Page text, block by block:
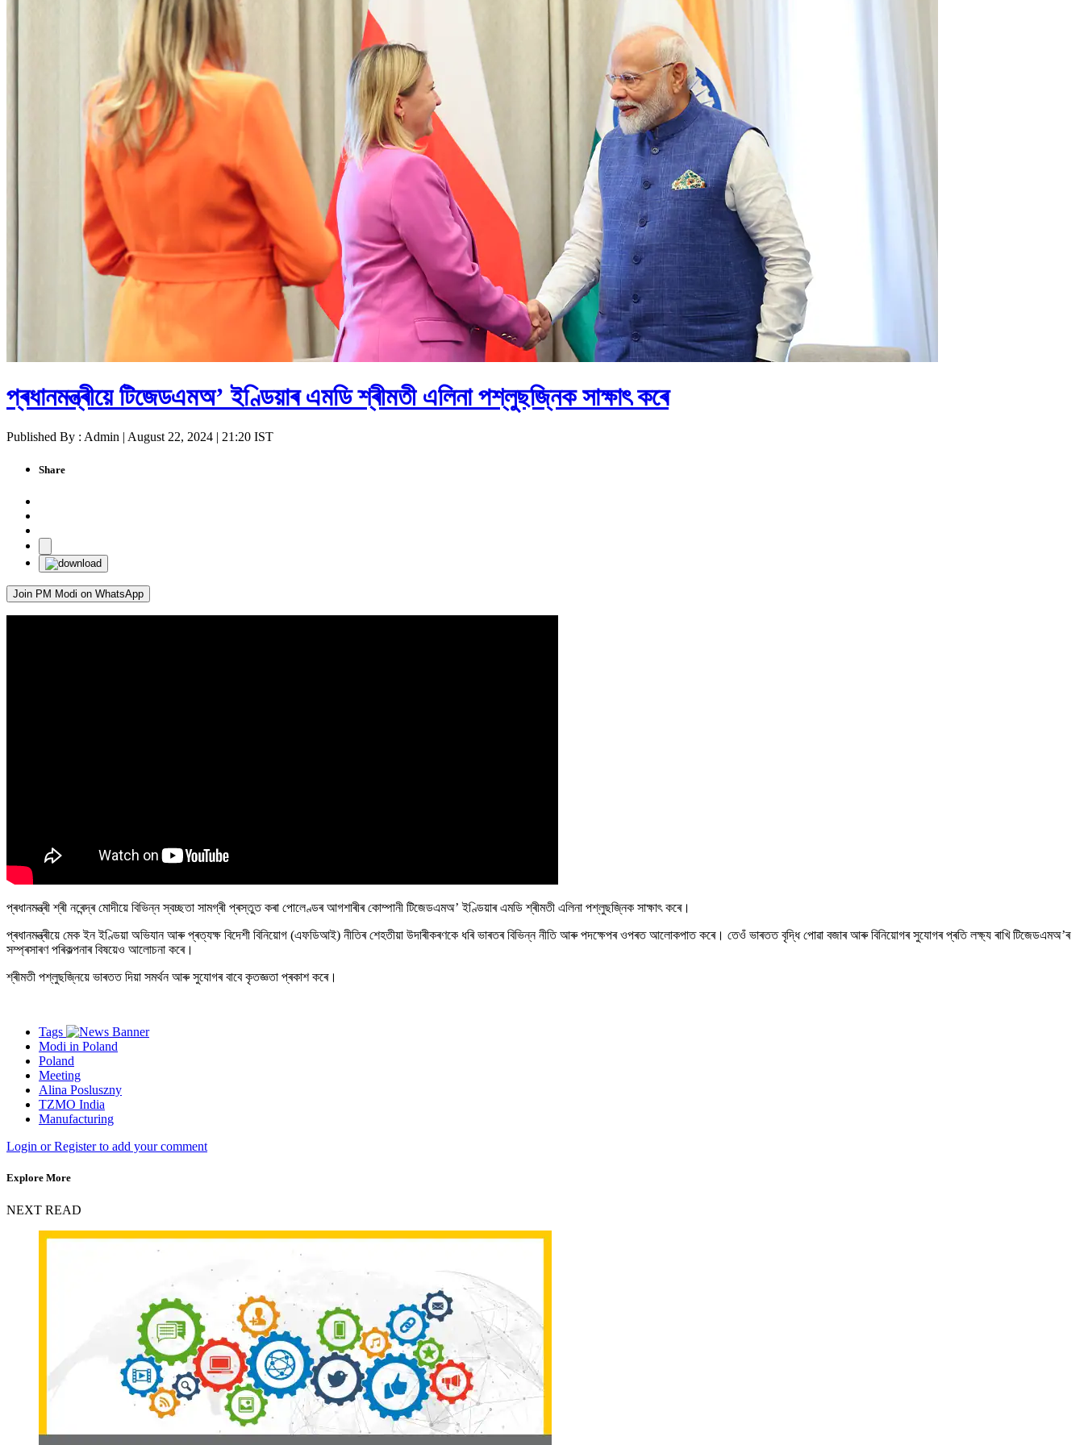
প্ৰধানমন্ত্ৰীয়ে টিজেডএমঅ’ ইণ্ডিয়াৰ এমডি শ্ৰীমতী এলিনা পশ্লুছজ্নিক সাক্ষাৎ কৰে
Published By : Admin | August 22, 2024 | 21:20 IST
Share
Join PM Modi on WhatsApp
প্ৰধানমন্ত্ৰী শ্ৰী নৰেন্দ্ৰ মোদীয়ে বিভিন্ন স্বচ্ছতা সামগ্ৰী প্ৰস্তুত কৰা পোলেণ্ডৰ আগশাৰীৰ কোম্পানী টিজেডএমঅ’ ইণ্ডিয়াৰ এমডি শ্ৰীমতী এলিনা পশ্লুছজ্নিক সাক্ষাৎ কৰে।
প্ৰধানমন্ত্ৰীয়ে মেক ইন ইণ্ডিয়া অভিযান আৰু প্ৰত্যক্ষ বিদেশী বিনিয়োগ (এফডিআই) নীতিৰ শেহতীয়া উদাৰীকৰণকে ধৰি ভাৰতৰ বিভিন্ন নীতি আৰু পদক্ষেপৰ ওপৰত আলোকপাত কৰে। তেওঁ ভাৰতত বৃদ্ধি পোৱা বজাৰ আৰু বিনিয়োগৰ সুযোগৰ প্ৰতি লক্ষ্য ৰাখি টিজেডএমঅ’ৰ
সম্প্ৰসাৰণ পৰিকল্পনাৰ বিষয়েও আলোচনা কৰে।
শ্ৰীমতী পশ্লুছজ্নিয়ে ভাৰতত দিয়া সমৰ্থন আৰু সুযোগৰ বাবে কৃতজ্ঞতা প্ৰকাশ কৰে।
Tags
Modi in Poland
Poland
Meeting
Alina Posluszny
TZMO India
Manufacturing
Login or Register to add your comment
Explore More
NEXT READ